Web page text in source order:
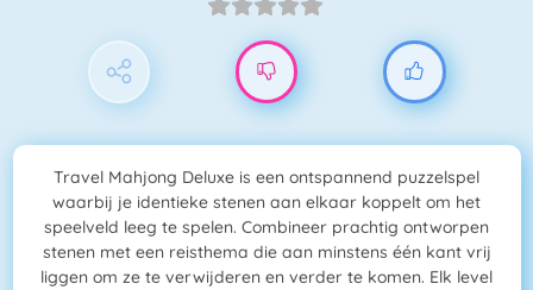
Travel Mahjong Deluxe is een ontspannend puzzelspel
waarbij je identieke stenen aan elkaar koppelt om het
speelveld leeg te spelen. Combineer prachtig ontworpen
stenen met een reisthema die aan minstens één kant vrij
liggen om ze te verwijderen en verder te komen. Elk level